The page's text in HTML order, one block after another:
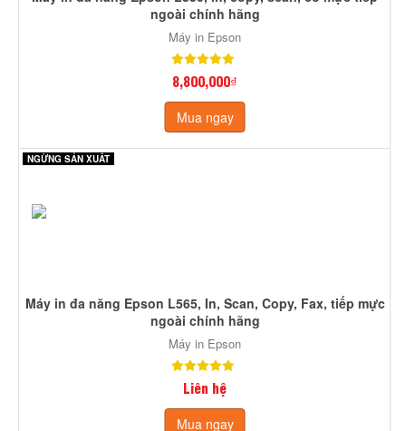
ngoài chính hãng
Máy in Epson
8,800,000₫
Mua ngay
NGỪNG SẢN XUẤT
Máy in đa năng Epson L565, In, Scan, Copy, Fax, tiếp mực
ngoài chính hãng
Máy in Epson
Liên hệ
Mua ngay